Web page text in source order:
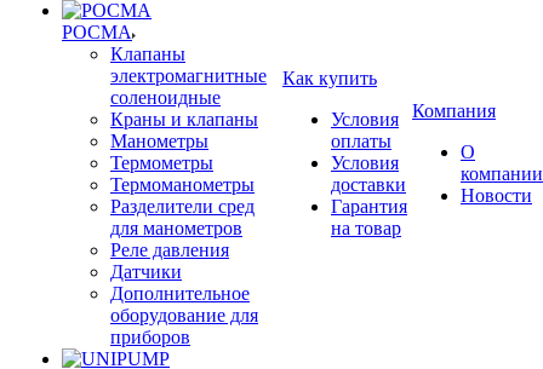
РОСМА
Клапаны
электромагнитные
соленоидные
Краны и клапаны
Манометры
Термометры
Термоманометры
Разделители сред
для манометров
Реле давления
Датчики
Дополнительное
оборудование для
приборов
Как купить
Условия
оплаты
Условия
доставки
Гарантия
на товар
Компания
О
компании
Новости